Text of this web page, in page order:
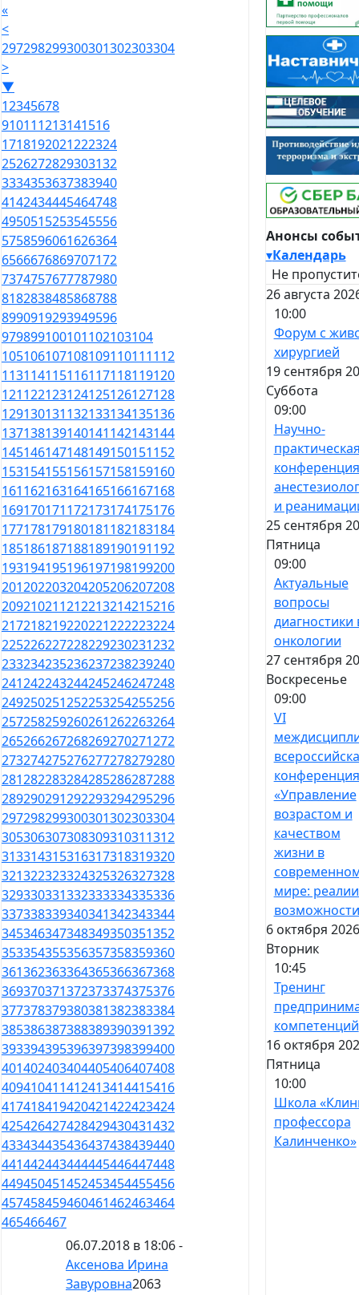
«
<
297298299300301302303304
>
▼
12345678
910111213141516
1718192021222324
2526272829303132
3334353637383940
4142434445464748
4950515253545556
5758596061626364
6566676869707172
7374757677787980
8182838485868788
8990919293949596
979899100101102103104
105106107108109110111112
113114115116117118119120
121122123124125126127128
129130131132133134135136
137138139140141142143144
145146147148149150151152
153154155156157158159160
161162163164165166167168
169170171172173174175176
177178179180181182183184
185186187188189190191192
193194195196197198199200
201202203204205206207208
209210211212213214215216
217218219220221222223224
225226227228229230231232
233234235236237238239240
241242243244245246247248
249250251252253254255256
257258259260261262263264
265266267268269270271272
273274275276277278279280
281282283284285286287288
289290291292293294295296
297298299300301302303304
305306307308309310311312
313314315316317318319320
321322323324325326327328
329330331332333334335336
337338339340341342343344
345346347348349350351352
353354355356357358359360
361362363364365366367368
369370371372373374375376
377378379380381382383384
385386387388389390391392
393394395396397398399400
401402403404405406407408
409410411412413414415416
417418419420421422423424
425426427428429430431432
433434435436437438439440
441442443444445446447448
449450451452453454455456
457458459460461462463464
465466467
06.07.2018 в 18:06 -
Аксенова Ирина
Завуровна2063
Анонсы
▾Календарь
Не
26 августа
10:00
Форум с
хирургией
19 сентября
Суббота
09:00
Научно-
и
25 сентября
Пятница
09:00
Актуальные
вопросы
диагностики
онкологии
27 сентября
Воскресенье
09:00
VI
конференция
«Управление
возрастом и
качеством
жизни в
мире:
6 октября
Вторник
10:45
Тренинг
компетенций
16 октября
Пятница
10:00
Школа
профессора
Калинченко»